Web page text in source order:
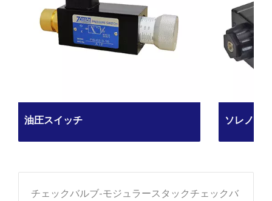
油圧スイッチ ソレノイ
チェックバルブ-モジュラースタックチェックバ